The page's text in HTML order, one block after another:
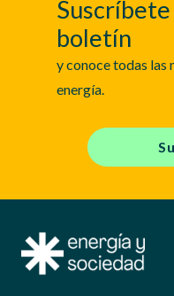
boletín
y conoce todas las
energía.